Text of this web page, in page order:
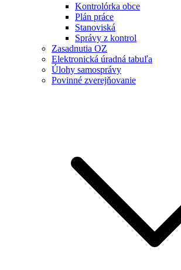
Kontrolórka obce
Plán práce
Stanoviská
Správy z kontrol
Zasadnutia OZ
Elektronická úradná tabuľa
Úlohy samosprávy
Povinné zverejňovanie